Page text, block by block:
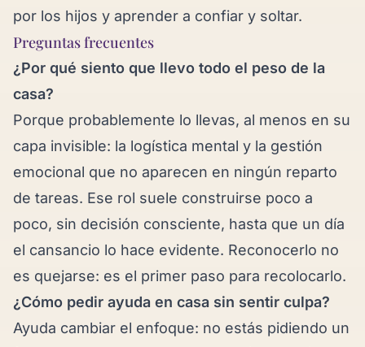
por los hijos y aprender a confiar y soltar.
Preguntas frecuentes
¿Por qué siento que llevo todo el peso de la
casa?
Porque probablemente lo llevas, al menos en su
capa invisible: la logística mental y la gestión
emocional que no aparecen en ningún reparto
de tareas. Ese rol suele construirse poco a
poco, sin decisión consciente, hasta que un día
el cansancio lo hace evidente. Reconocerlo no
es quejarse: es el primer paso para recolocarlo.
¿Cómo pedir ayuda en casa sin sentir culpa?
Ayuda cambiar el enfoque: no estás pidiendo un